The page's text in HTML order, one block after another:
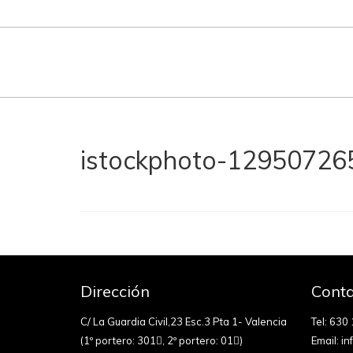
istockphoto-
Dirección
C/ La Guardia Civil,23 Esc.3 Pta 1- Valencia
(1º portero: 301
, 2º portero: 01 )
Tel: 630
Email: